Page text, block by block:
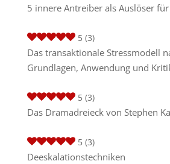
5 innere Antreiber als Auslöser für
5 (3)
Das transaktionale Stressmodell
Grundlagen, Anwendung und
5 (3)
Das Dramadreieck von Stephen
5 (3)
Deeskalationstechniken